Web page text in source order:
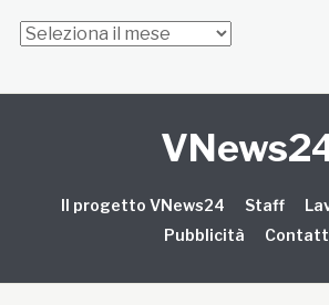
Archivi
Il progetto VNews24 Staff
Pubblicità